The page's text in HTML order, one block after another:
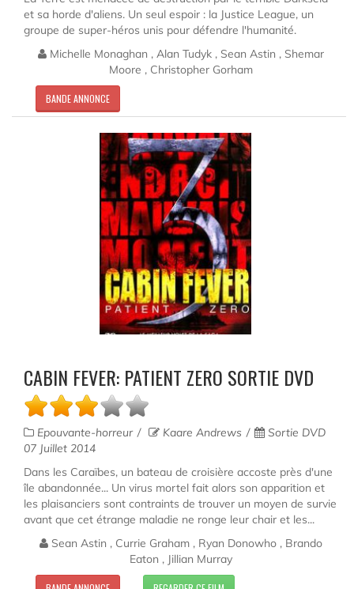
et sa horde d'aliens. Un seul espoir : la Justice League, un
groupe de super-héros unis pour défendre l'humanité.
Michelle Monaghan , Alan Tudyk , Sean Astin , Shemar
Moore , Christopher Gorham
BANDE ANNONCE
CABIN FEVER: PATIENT ZERO SORTIE DVD
Epouvante-horreur Kaare Andrews
Sortie DVD
07 Juillet 2014
Dans les Caraïbes, un bateau de croisière accoste près d'une
île abandonnée... Un virus mortel fait alors son apparition et
les plaisanciers sont contraints de trouver un moyen de survie
avant que cet étrange maladie ne ronge leur chair et les...
Sean Astin , Currie Graham , Ryan Donowho , Brando
Eaton , Jillian Murray